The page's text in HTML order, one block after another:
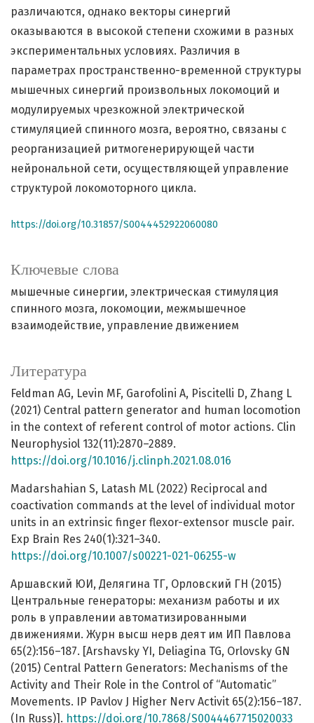
Ключевые слова
мышечные синергии электрическая стимуляция
спинного мозга локомоции межмышечное
взаимодействие управление движением
различаются, однако векторы синергий
оказываются в высокой степени схожими в разных
экспериментальных условиях. Различия в
параметрах пространственно-временной структуры
мышечных синергий произвольных локомоций и
модулируемых чрезкожной электрической
стимуляцией спинного мозга, вероятно, связаны с
реорганизацией ритмогенерирующей части
нейрональной сети, осуществляющей управление
структурой локомоторного цикла.
https://doi.org/10.31857/S0044452922060080
Литература
Feldman AG, Levin MF, Garofolini A, Piscitelli D, Zhang L
(2021) Central pattern generator and human locomotion
in the context of referent control of motor actions. Clin
Neurophysiol 132(11):2870–2889.
https://doi.org/10.1016/j.clinph.2021.08.016
Madarshahian S, Latash ML (2022) Reciprocal and
coactivation commands at the level of individual motor
units in an extrinsic finger flexor-extensor muscle pair.
Exp Brain Res 240(1):321–340.
https://doi.org/10.1007/s00221-021-06255-w
Аршавский ЮИ, Делягина ТГ, Орловский ГН (2015)
Центральные генераторы: механизм работы и их
роль в управлении автоматизированными
движениями. Журн высш нерв деят им ИП Павлова
65(2):156–187. [Arshavsky YI, Deliagina TG, Orlovsky GN
(2015) Central Pattern Generators: Mechanisms of the
Activity and Their Role in the Control of “Automatic”
Movements. IP Pavlov J Higher Nerv Activit 65(2):156–187.
(In Russ)]. https://doi.org/10.7868/S0044467715020033